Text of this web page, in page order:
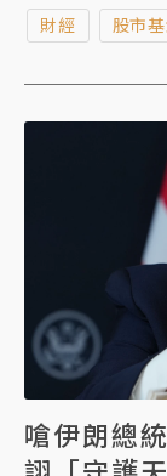
財經 股市
嗆伊朗總